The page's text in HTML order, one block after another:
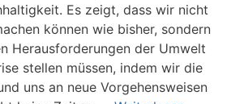
Es zeigt, dass wir nicht
können wie bisher, sondern
Herausforderungen der Umwelt
stellen müssen, indem wir die
uns an neue Vorgehensweisen